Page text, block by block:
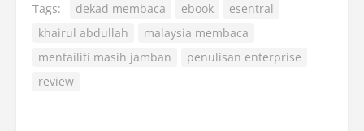
Tags: dekad membaca ebook
esentral
khairul abdullah
malaysia membaca
mentailiti masih jamban
penulisan enterprise
review